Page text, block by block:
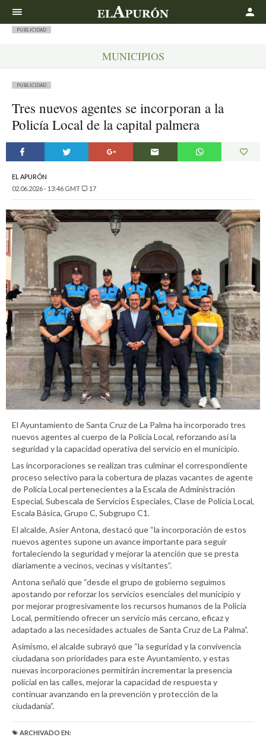
PUBLICIDAD
MUNICIPIOS
PUBLICIDAD
Tres nuevos agentes se incorporan a la
Policía Local de la capital palmera
EL APURÓN
02.06.2026 - 13:46 GMT
17
El Ayuntamiento de Santa Cruz de La Palma ha incorporado tres
nuevos agentes al cuerpo de la Policía Local, reforzando así la
seguridad y la capacidad operativa del servicio en el municipio.
Las incorporaciones se realizan tras culminar el correspondiente
proceso selectivo para la cobertura de plazas vacantes de agente
de Policía Local pertenecientes a la Escala de Administración
Especial, Subescala de Servicios Especiales, Clase de Policía Local,
Escala Básica, Grupo C, Subgrupo C1.
El alcalde, Asier Antona, destacó que “la incorporación de estos
nuevos agentes supone un avance importante para seguir
fortaleciendo la seguridad y mejorar la atención que se presta
diariamente a vecinos, vecinas y visitantes”.
Antona señaló que “desde el grupo de gobierno seguimos
apostando por reforzar los servicios esenciales del municipio y
por mejorar progresivamente los recursos humanos de la Policía
Local, permitiendo ofrecer un servicio más cercano, eficaz y
adaptado a las necesidades actuales de Santa Cruz de La Palma”.
Asimismo, el alcalde subrayó que “la seguridad y la convivencia
ciudadana son prioridades para este Ayuntamiento, y estas
nuevas incorporaciones permitirán incrementar la presencia
policial en las calles, mejorar la capacidad de respuesta y
continuar avanzando en la prevención y protección de la
ciudadanía”.
ARCHIVADO EN: